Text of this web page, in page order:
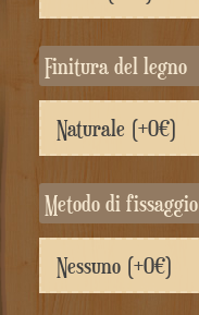
Finitura del legno
Metodo di fissaggio